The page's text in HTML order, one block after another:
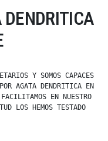
DENDRITICA
Y SOMOS CAPACES
AGATA DENDRITICA EN
EN NUESTRO
LOS HEMOS TESTADO